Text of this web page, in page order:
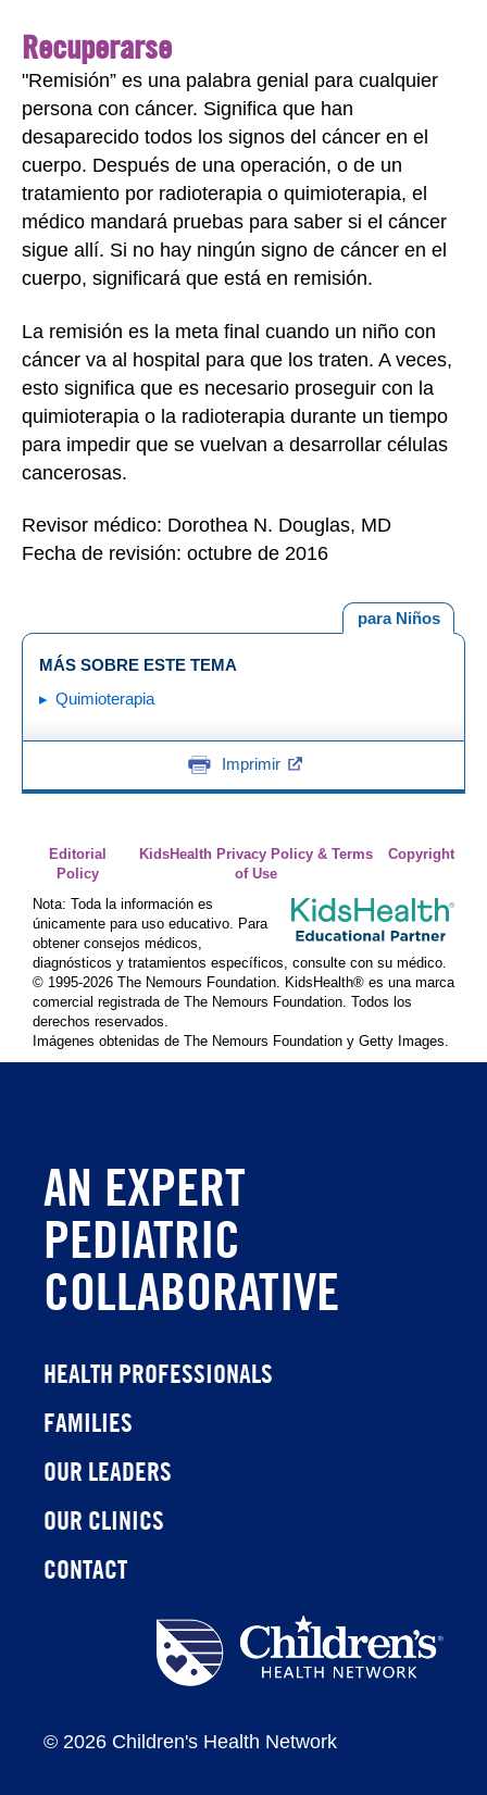
Recuperarse
"Remisión” es una palabra genial para cualquier
persona con cáncer. Significa que han
desaparecido todos los signos del cáncer en el
cuerpo. Después de una operación, o de un
tratamiento por radioterapia o quimioterapia, el
médico mandará pruebas para saber si el cáncer
sigue allí. Si no hay ningún signo de cáncer en el
cuerpo, significará que está en remisión.
La remisión es la meta final cuando un niño con
cáncer va al hospital para que los traten. A veces,
esto significa que es necesario proseguir con la
quimioterapia o la radioterapia durante un tiempo
para impedir que se vuelvan a desarrollar células
cancerosas.
Revisor médico: Dorothea N. Douglas, MD
Fecha de revisión: octubre de 2016
para Niños
MÁS SOBRE ESTE TEMA
Quimioterapia
Imprimir
Editorial
Policy
KidsHealth Privacy Policy & Terms
of Use
Copyright
Nota: Toda la información es
únicamente para uso educativo. Para
obtener consejos médicos,
diagnósticos y tratamientos específicos, consulte con su médico.
© 1995-2026 The Nemours Foundation. KidsHealth® es una marca
comercial registrada de The Nemours Foundation. Todos los
derechos reservados.
Imágenes obtenidas de The Nemours Foundation y Getty Images.
AN EXPERT
PEDIATRIC
COLLABORATIVE
HEALTH PROFESSIONALS
FAMILIES
OUR LEADERS
OUR CLINICS
CONTACT
© 2026 Children's Health Network